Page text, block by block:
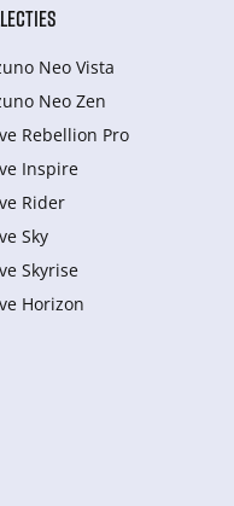
Neo Vista
Neo Zen
Rebellion Pro
Inspire
Rider
Sky
Skyrise
Horizon